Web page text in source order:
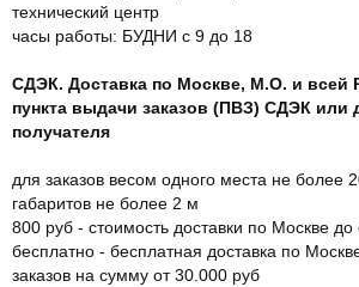
технический центр
часы работы: БУДНИ с 9 до 18
СДЭК. Доставка по Москве, М.О. и всей
пункта выдачи заказов (ПВЗ) СДЭК или
получателя
для заказов весом одного места не более
габаритов не более 2 м
800 руб - стоимость доставки по Москве
бесплатно - бесплатная доставка по
заказов на сумму от 30.000 руб